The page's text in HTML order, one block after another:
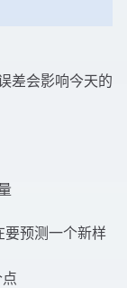
差会影响今天的
要预测一个新样